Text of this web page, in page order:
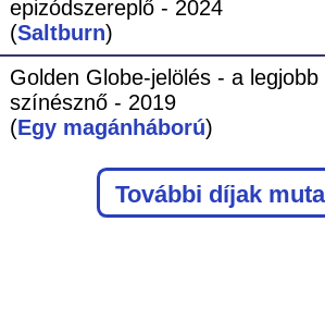
epizódszereplő - 2024
(Saltburn)
Golden Globe-jelölés - a legjobb
színésznő - 2019
(Egy magánháború)
További díjak